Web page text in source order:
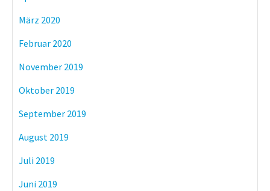
März 2020
Februar 2020
November 2019
Oktober 2019
September 2019
August 2019
Juli 2019
Juni 2019